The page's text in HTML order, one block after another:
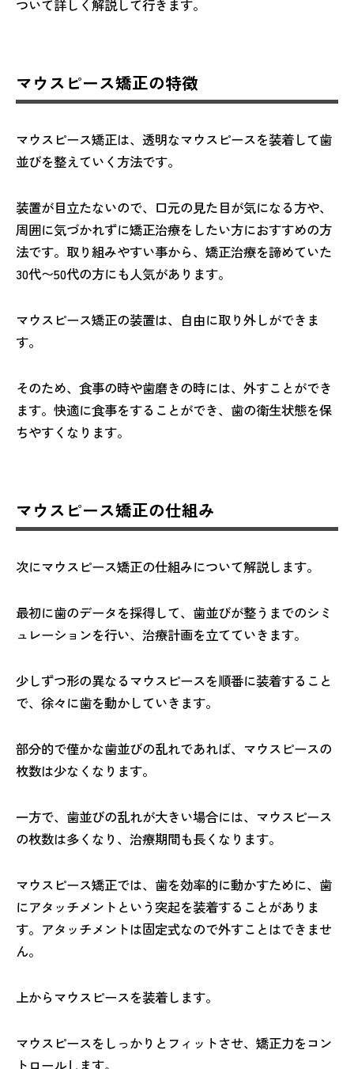
ついて詳しく解説して行きます。
マウスピース矯正の特徴
マウスピース矯正は、透明なマウスピースを装着して歯
並びを整えていく方法です。
装置が目立たないので、口元の見た目が気になる方や、
周囲に気づかれずに矯正治療をしたい方におすすめの方
法です。取り組みやすい事から、矯正治療を諦めていた
30代〜50代の方にも人気があります。
マウスピース矯正の装置は、自由に取り外しができま
す。
そのため、食事の時や歯磨きの時には、外すことができ
ます。快適に食事をすることができ、歯の衛生状態を保
ちやすくなります。
マウスピース矯正の仕組み
次にマウスピース矯正の仕組みについて解説します。
最初に歯のデータを採得して、歯並びが整うまでのシミ
ュレーションを行い、治療計画を立てていきます。
少しずつ形の異なるマウスピースを順番に装着すること
で、徐々に歯を動かしていきます。
部分的で僅かな歯並びの乱れであれば、マウスピースの
枚数は少なくなります。
一方で、歯並びの乱れが大きい場合には、マウスピース
の枚数は多くなり、治療期間も長くなります。
マウスピース矯正では、歯を効率的に動かすために、歯
にアタッチメントという突起を装着することがありま
す。アタッチメントは固定式なので外すことはできませ
ん。
上からマウスピースを装着します。
マウスピースをしっかりとフィットさせ、矯正力をコン
トロールします。